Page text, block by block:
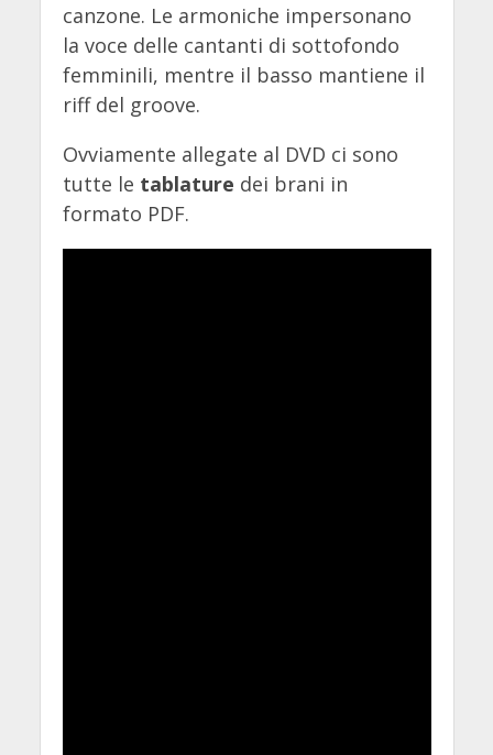
canzone. Le armoniche impersonano
la voce delle cantanti di sottofondo
femminili, mentre il basso mantiene il
riff del groove.
Ovviamente allegate al DVD ci sono
tutte le tablature dei brani in
formato PDF.